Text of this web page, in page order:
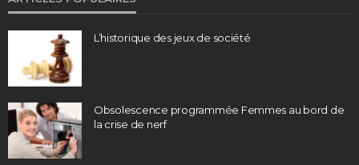
L’historique des jeux de société
Obsolescence programmée Femmes au bord de
la crise de nerf